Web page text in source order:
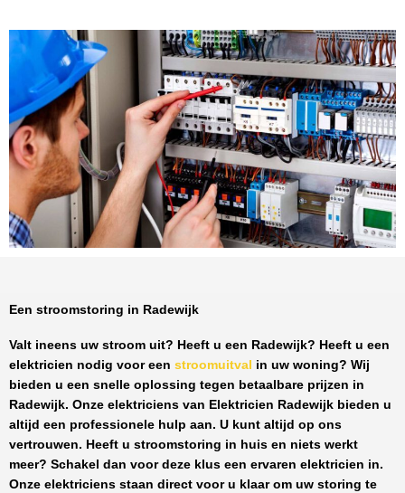
Een stroomstoring in Radewijk
Valt ineens uw stroom uit? Heeft u een Radewijk? Heeft u een
elektricien nodig voor een stroomuitval in uw woning? Wij
bieden u een snelle oplossing tegen betaalbare prijzen in
Radewijk. Onze elektriciens van Elektricien Radewijk bieden u
altijd een professionele hulp aan. U kunt altijd op ons
vertrouwen. Heeft u stroomstoring in huis en niets werkt
meer? Schakel dan voor deze klus een ervaren elektricien in.
Onze elektriciens staan direct voor u klaar om uw storing te